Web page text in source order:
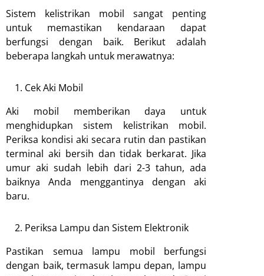
Sistem kelistrikan mobil sangat penting
untuk memastikan kendaraan dapat
berfungsi dengan baik. Berikut adalah
beberapa langkah untuk merawatnya:
Cek Aki Mobil
Aki mobil memberikan daya untuk
menghidupkan sistem kelistrikan mobil.
Periksa kondisi aki secara rutin dan pastikan
terminal aki bersih dan tidak berkarat. Jika
umur aki sudah lebih dari 2-3 tahun, ada
baiknya Anda menggantinya dengan aki
baru.
Periksa Lampu dan Sistem Elektronik
Pastikan semua lampu mobil berfungsi
dengan baik, termasuk lampu depan, lampu